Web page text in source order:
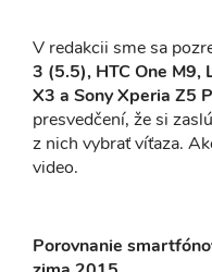
V redakcii sme sa
3 (5.5), HTC One M9,
X3 a Sony Xperia Z5
presvedčení, že si
z nich vybrať víťaza.
video.
Porovnanie